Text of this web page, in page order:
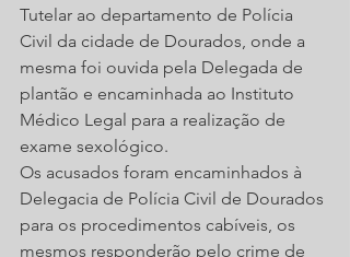
Tutelar ao departamento de Polícia
Civil da cidade de Dourados, onde a
mesma foi ouvida pela Delegada de
plantão e encaminhada ao Instituto
Médico Legal para a realização de
exame sexológico.
Os acusados foram encaminhados à
Delegacia de Polícia Civil de Dourados
para os procedimentos cabíveis, os
mesmos responderão pelo crime de